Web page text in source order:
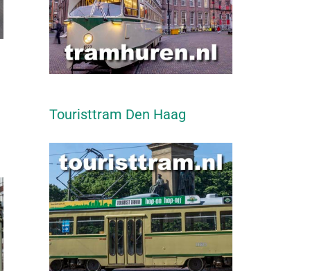
Touristtram Den Haag